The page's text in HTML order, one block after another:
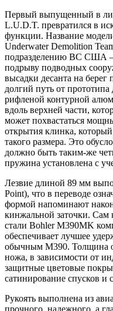
Первый выпущенный в
L.U.D.T. превратился в
функции. Название
Underwater Demolition
подразделению ВС США
подрыву подводных
высадки десанта на
долгий путь от
рифленой контурной
вдоль верхней части,
может похвастаться
открытия клинка,
такого размера. Это
должно быть таким-же
пружина установлена с
Лезвие длиной 89 мм
Point), что в переводе
формой напоминают
кинжальной заточки. Сам
стали Bohler M390MK
обеспечивает лучшее
обычным M390. Толщина
ножа, в зависимости от
защитные цветовые
сатинирование спусков и
Рукоять выполнена из
прочного, надежного, а